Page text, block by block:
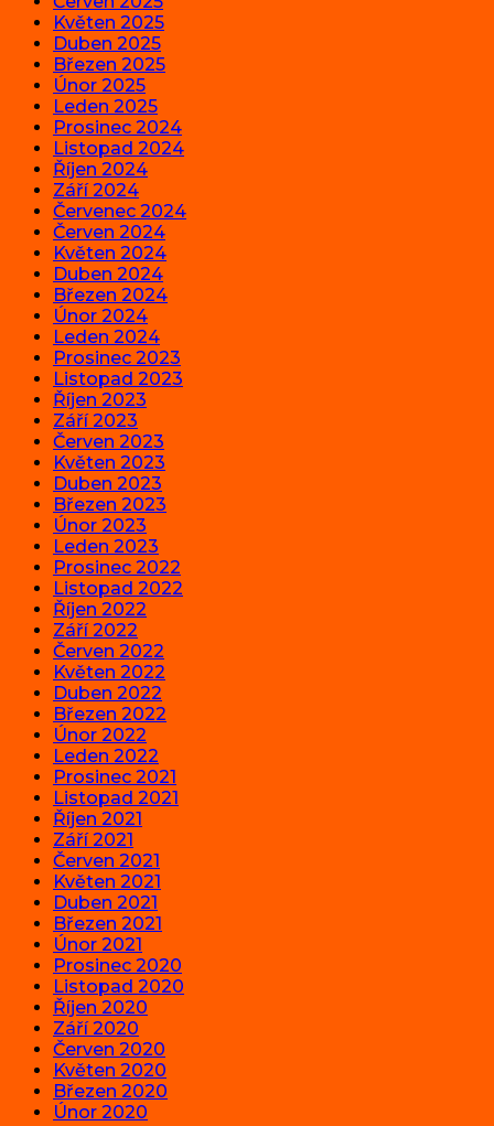
Květen 2025
Duben 2025
Březen 2025
Únor 2025
Leden 2025
Prosinec 2024
Listopad 2024
Říjen 2024
Září 2024
Červenec 2024
Červen 2024
Květen 2024
Duben 2024
Březen 2024
Únor 2024
Leden 2024
Prosinec 2023
Listopad 2023
Říjen 2023
Září 2023
Červen 2023
Květen 2023
Duben 2023
Březen 2023
Únor 2023
Leden 2023
Prosinec 2022
Listopad 2022
Říjen 2022
Září 2022
Červen 2022
Květen 2022
Duben 2022
Březen 2022
Únor 2022
Leden 2022
Prosinec 2021
Listopad 2021
Říjen 2021
Září 2021
Červen 2021
Květen 2021
Duben 2021
Březen 2021
Únor 2021
Prosinec 2020
Listopad 2020
Říjen 2020
Září 2020
Červen 2020
Květen 2020
Březen 2020
Únor 2020